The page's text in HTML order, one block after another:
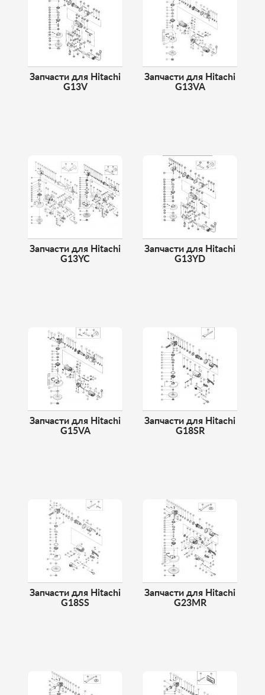
Запчасти для Hitachi
G13V
Запчасти для Hitachi
G13VA
Запчасти для Hitachi
G13YC
Запчасти для Hitachi
G13YD
Запчасти для Hitachi
G15VA
Запчасти для Hitachi
G18SR
Запчасти для Hitachi
G18SS
Запчасти для Hitachi
G23MR